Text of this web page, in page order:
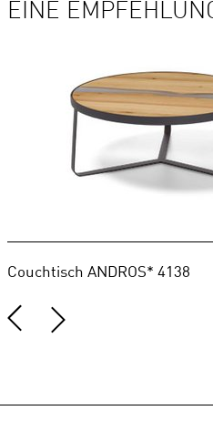
EINE
Couchtisch ANDROS* 4138